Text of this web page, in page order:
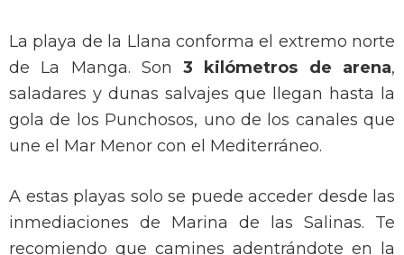
La playa de la Llana conforma el extremo norte
de La Manga. Son3 kilómetros de arena,
saladares y dunas salvajes que llegan hasta la
gola de los Punchosos, uno de los canales que
une el Mar Menor con el Mediterráneo.
A estas playas solo se puede acceder desde las
inmediaciones de Marina de las Salinas. Te
recomiendo que camines adentrándote en la